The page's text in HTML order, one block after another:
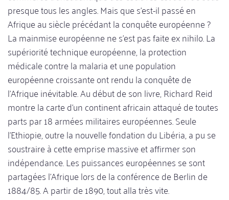
presque tous les angles. Mais que s'est-il passé en
Afrique au siècle précédant la conquête européenne ?
La mainmise européenne ne s'est pas faite ex nihilo. La
supériorité technique européenne, la protection
médicale contre la malaria et une population
européenne croissante ont rendu la conquête de
l'Afrique inévitable. Au début de son livre, Richard Reid
montre la carte d'un continent africain attaqué de toutes
parts par 18 armées militaires européennes. Seule
l'Ethiopie, outre la nouvelle fondation du Libéria, a pu se
soustraire à cette emprise massive et affirmer son
indépendance. Les puissances européennes se sont
partagées l'Afrique lors de la conférence de Berlin de
1884/85. A partir de 1890, tout alla très vite.